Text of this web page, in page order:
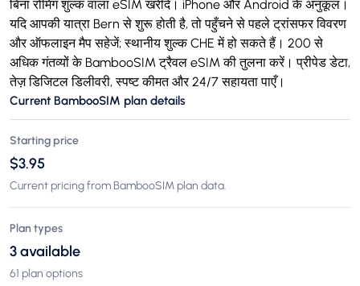
बिना रोमिंग शुल्क वाला eSIM खरीदें। iPhone और Android के अनुकूल।
यदि आपकी यात्रा Bern से शुरू होती है, तो पहुँचने से पहले ट्रांसफर विवरण
और ऑफलाइन मैप सहेजें; स्थानीय शुल्क CHE में हो सकते हैं। 200 से
अधिक गंतव्यों के BambooSIM ट्रैवल eSIM की तुलना करें। प्रीपेड डेटा,
तेज़ डिजिटल डिलीवरी, स्पष्ट कीमत और 24/7 सहायता पाएँ।
Current BambooSIM plan details
Starting price
$3.95
Current pricing from BambooSIM plan data.
Plan types
3 available
61 plan options